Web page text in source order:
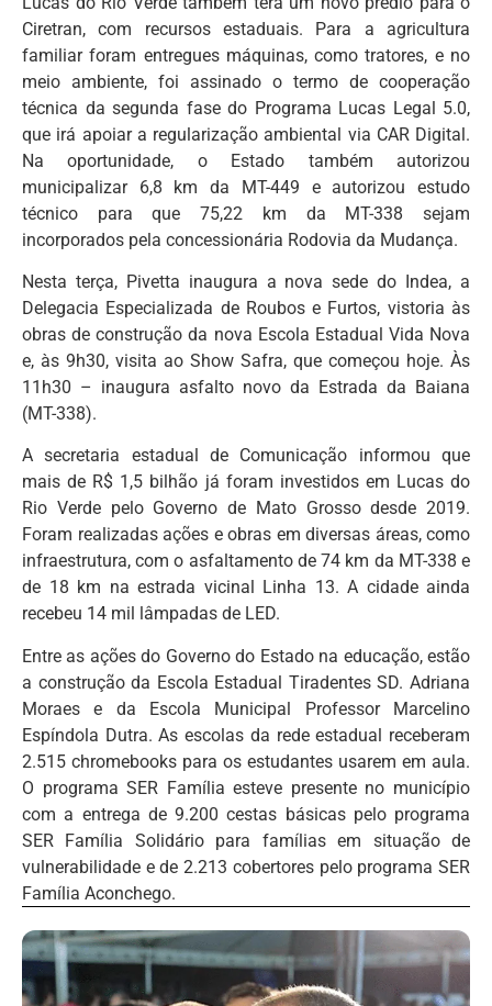
Ciretran, com recursos estaduais. Para a agricultura
familiar foram entregues máquinas, como tratores, e no
meio ambiente, foi assinado o termo de cooperação
técnica da segunda fase do Programa Lucas Legal 5.0,
que irá apoiar a regularização ambiental via CAR Digital.
Na oportunidade, o Estado também autorizou
municipalizar 6,8 km da MT-449 e autorizou estudo
técnico para que 75,22 km da MT-338 sejam
incorporados pela concessionária Rodovia da Mudança.
Nesta terça, Pivetta inaugura a nova sede do Indea, a
Delegacia Especializada de Roubos e Furtos, vistoria às
obras de construção da nova Escola Estadual Vida Nova
e, às 9h30, visita ao Show Safra, que começou hoje. Às
11h30 – inaugura asfalto novo da Estrada da Baiana
(MT-338).
A secretaria estadual de Comunicação informou que
mais de R$ 1,5 bilhão já foram investidos em Lucas do
Rio Verde pelo Governo de Mato Grosso desde 2019.
Foram realizadas ações e obras em diversas áreas, como
infraestrutura, com o asfaltamento de 74 km da MT-338 e
de 18 km na estrada vicinal Linha 13. A cidade ainda
recebeu 14 mil lâmpadas de LED.
Entre as ações do Governo do Estado na educação, estão
a construção da Escola Estadual Tiradentes SD. Adriana
Moraes e da Escola Municipal Professor Marcelino
Espíndola Dutra. As escolas da rede estadual receberam
2.515 chromebooks para os estudantes usarem em aula.
O programa SER Família esteve presente no município
com a entrega de 9.200 cestas básicas pelo programa
SER Família Solidário para famílias em situação de
vulnerabilidade e de 2.213 cobertores pelo programa SER
Família Aconchego.